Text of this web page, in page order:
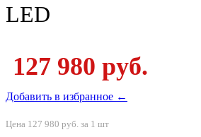
LED
127 980 руб.
Добавить в избранное ←
Цена 127 980 руб. за 1 шт